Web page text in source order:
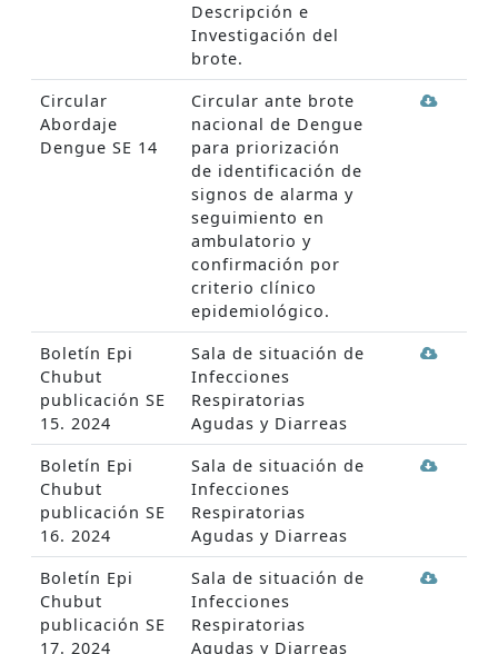
Descripción e
Investigación del
brote.
Circular
Abordaje
Dengue SE 14
Circular ante brote
nacional de Dengue
para priorización
de identificación de
signos de alarma y
seguimiento en
ambulatorio y
confirmación por
criterio clínico
epidemiológico.
Boletín Epi
Chubut
publicación SE
15. 2024
Sala de situación de
Infecciones
Respiratorias
Agudas y Diarreas
Boletín Epi
Chubut
publicación SE
16. 2024
Sala de situación de
Infecciones
Respiratorias
Agudas y Diarreas
Boletín Epi
Chubut
publicación SE
17. 2024
Sala de situación de
Infecciones
Respiratorias
Agudas y Diarreas